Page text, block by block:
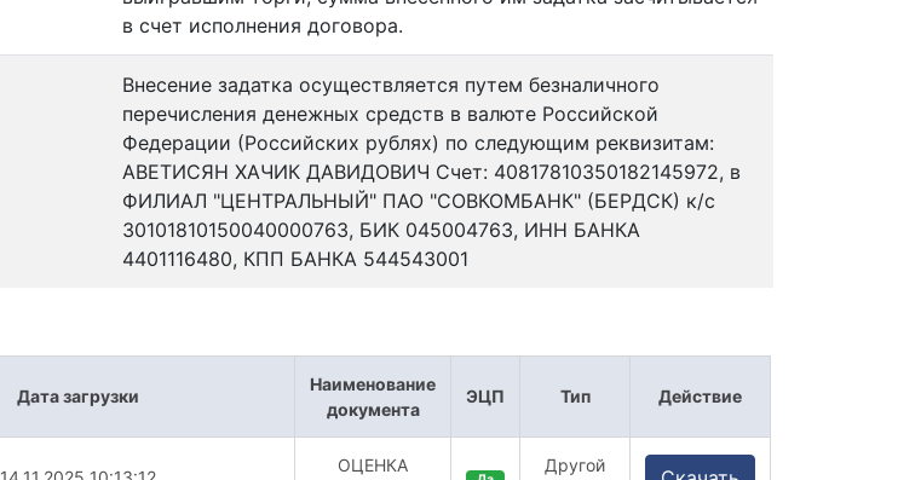
в счет исполнения договора.
Внесение задатка осуществляется путем безналичного
перечисления денежных средств в валюте Российской
Федерации (Российских рублях) по следующим реквизитам:
АВЕТИСЯН ХАЧИК ДАВИДОВИЧ Счет: 40817810350182145972, в
ФИЛИАЛ "ЦЕНТРАЛЬНЫЙ" ПАО "СОВКОМБАНК" (БЕРДСК) к/с
30101810150040000763, БИК 045004763, ИНН БАНКА
4401116480, КПП БАНКА 544543001
Дата загрузки
Наименование
документа
ЭЦП Тип Действие
ОЦЕНКА Другой